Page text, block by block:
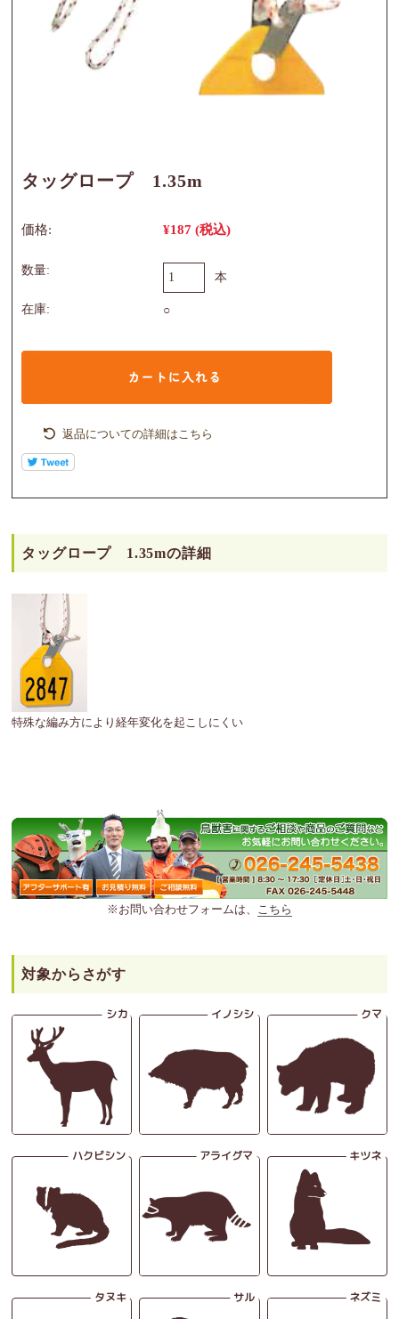
タッグロープ 1.35m
価格: ¥187 (税込)
数量:
本
在庫: ○
返品についての詳細はこちら
タッグロープ 1.35mの詳細
特殊な編み方により経年変化を起こしにくい
※お問い合わせフォームは、 こちら
対象からさがす